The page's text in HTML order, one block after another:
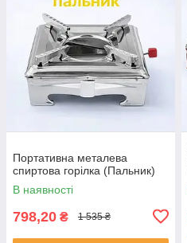
Портативна металева
спиртова горілка (Пальник)
В наявності
798,20 ₴ 1 535 ₴